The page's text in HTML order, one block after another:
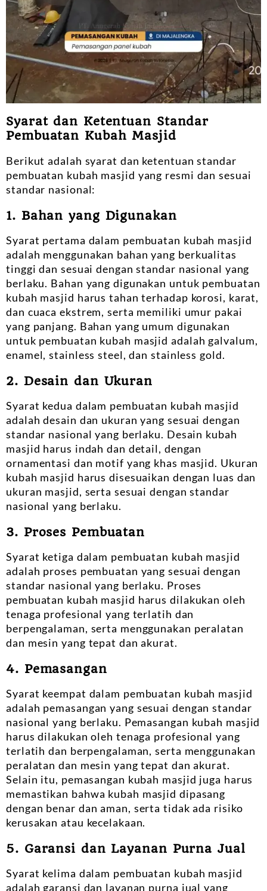
Syarat dan Ketentuan Standar
Pembuatan Kubah Masjid
Berikut adalah syarat dan ketentuan standar
pembuatan kubah masjid yang resmi dan sesuai
standar nasional:
1. Bahan yang Digunakan
Syarat pertama dalam pembuatan kubah masjid
adalah menggunakan bahan yang berkualitas
tinggi dan sesuai dengan standar nasional yang
berlaku. Bahan yang digunakan untuk pembuatan
kubah masjid harus tahan terhadap korosi, karat,
dan cuaca ekstrem, serta memiliki umur pakai
yang panjang. Bahan yang umum digunakan
untuk pembuatan kubah masjid adalah galvalum,
enamel, stainless steel, dan stainless gold.
2. Desain dan Ukuran
Syarat kedua dalam pembuatan kubah masjid
adalah desain dan ukuran yang sesuai dengan
standar nasional yang berlaku. Desain kubah
masjid harus indah dan detail, dengan
ornamentasi dan motif yang khas masjid. Ukuran
kubah masjid harus disesuaikan dengan luas dan
ukuran masjid, serta sesuai dengan standar
nasional yang berlaku.
3. Proses Pembuatan
Syarat ketiga dalam pembuatan kubah masjid
adalah proses pembuatan yang sesuai dengan
standar nasional yang berlaku. Proses
pembuatan kubah masjid harus dilakukan oleh
tenaga profesional yang terlatih dan
berpengalaman, serta menggunakan peralatan
dan mesin yang tepat dan akurat.
4. Pemasangan
Syarat keempat dalam pembuatan kubah masjid
adalah pemasangan yang sesuai dengan standar
nasional yang berlaku. Pemasangan kubah masjid
harus dilakukan oleh tenaga profesional yang
terlatih dan berpengalaman, serta menggunakan
peralatan dan mesin yang tepat dan akurat.
Selain itu, pemasangan kubah masjid juga harus
memastikan bahwa kubah masjid dipasang
dengan benar dan aman, serta tidak ada risiko
kerusakan atau kecelakaan.
5. Garansi dan Layanan Purna Jual
Syarat kelima dalam pembuatan kubah masjid
adalah garansi dan layanan purna jual yang